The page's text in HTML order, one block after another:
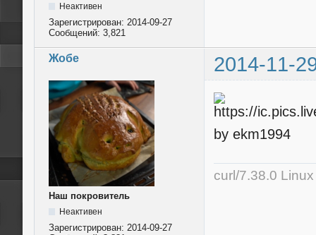
Неактивен
Зарегистрирован: 2014-09-27
Сообщений: 3,821
Жобе 2014-11-
Наш покровитель
Неактивен
Зарегистрирован: 2014-09-27
by ekm1994
curl/7.38.0